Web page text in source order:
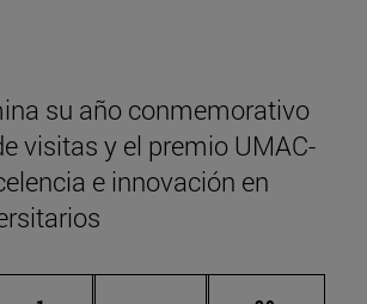
su año conmemorativo
visitas y el premio UMAC-
e innovación en